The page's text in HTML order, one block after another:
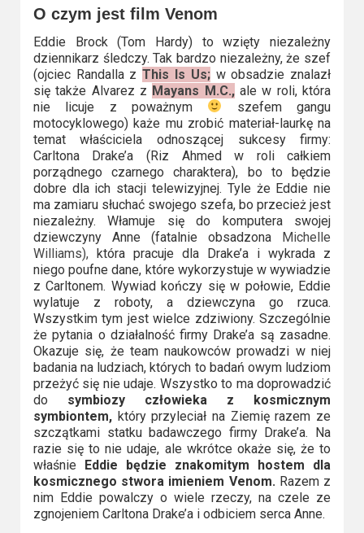
Amazon
Prime
Video
Apple
TV
+
Disney+
HBO
Max
Netflix
Sky
Showtime
Podsumowania
2023
2022
2021
2020
O czym jest film Venom
Eddie Brock (Tom Hardy) to wzięty niezależny
dziennikarz śledczy. Tak bardzo niezależny, że szef
(ojciec Randalla zThis Is Us;w obsadzie znalazł
się także Alvarez z Mayans M.C.,ale w roli, która
nie licuje z poważnym
szefem gangu
motocyklowego) każe mu zrobić materiał-laurkę na
temat właściciela odnoszącej sukcesy firmy:
Carltona Drake’a (Riz Ahmed w roli całkiem
porządnego czarnego charaktera), bo to będzie
dobre dla ich stacji telewizyjnej. Tyle że Eddie nie
ma zamiaru słuchać swojego szefa, bo przecież jest
niezależny. Włamuje się do komputera swojej
dziewczyny Anne (fatalnie obsadzona Michelle
Williams),która pracuje dla Drake’a i wykrada z
niego poufne dane, które wykorzystuje w wywiadzie
z Carltonem. Wywiad kończy się w połowie, Eddie
wylatuje z roboty, a dziewczyna go rzuca.
Wszystkim tym jest wielce zdziwiony. Szczególnie
że pytania o działalność firmy Drake’a są zasadne.
Okazuje się, że team naukowców prowadzi w niej
badania na ludziach, których to badań owym ludziom
przeżyć się nie udaje. Wszystko to ma doprowadzić
do symbiozy człowieka z kosmicznym
symbiontem,który przyleciał na Ziemię razem ze
szczątkami statku badawczego firmy Drake’a. Na
razie się to nie udaje, ale wkrótce okaże się, że to
właśnie Eddie będzie znakomitym hostem dla
kosmicznego stwora imieniem Venom. Razem z
nim Eddie powalczy o wiele rzeczy, na czele ze
zgnojeniem Carltona Drake’a i odbiciem serca Anne.